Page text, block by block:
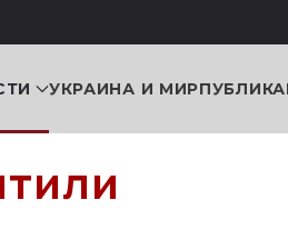
УКРАИНА И МИР